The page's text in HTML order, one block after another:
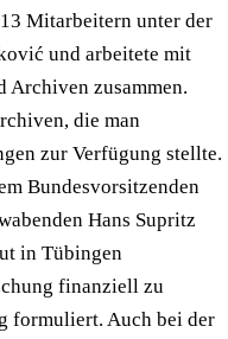
Mitarbeitern unter der
und arbeitete mit
Archiven zusammen.
die man
zur Verfügung stellte.
Bundesvorsitzenden
Hans Supritz
in Tübingen
finanziell zu
formuliert. Auch bei der